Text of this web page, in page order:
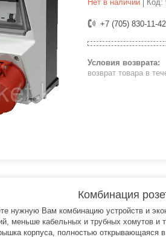
Нет в наличии Код:
+7 (705) 830-11-42
возврат товара в
Комбинация
нужную Вам комбинацию устройств и
меньше кабельных и трубных хомутов
корпуса, полностью открывающаяся